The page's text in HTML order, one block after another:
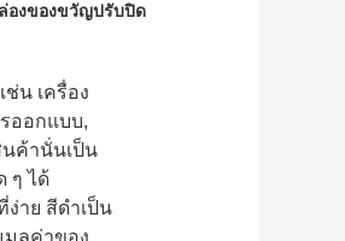
องของขวัญปรับปิด
น เครื่อง
ออกแบบ,
ค้านั่นเป็น
ๆ ได้
าย สีดําเป็น